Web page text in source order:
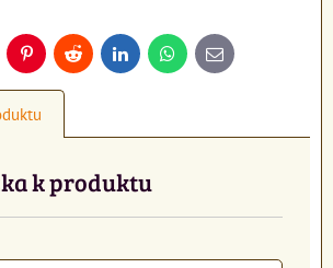
PinterestReddit LinkedInWhatsApp
E-
mail
k produktu